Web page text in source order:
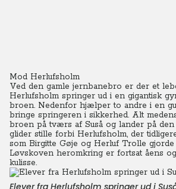
Mod Herlufsholm
Ved den gamle jernbanebro er der et
Herlufsholm springer ud i en gigantisk
broen. Nedenfor hjælper to andre i en
bringe springeren i sikkerhed. Alt
broen på tværs af Suså og lander på
glider stille forbi Herlufsholm, der
som Birgitte Gøje og Herluf Trolle gjorde
Løvskoven heromkring er fortsat åens
kulisse.
Elever fra Herlufsholm springer ud i